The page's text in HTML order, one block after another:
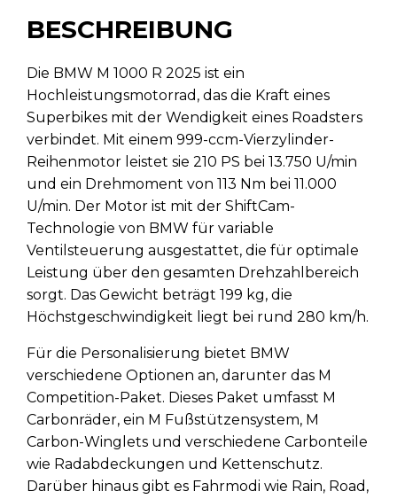
BESCHREIBUNG
Die BMW M 1000 R 2025 ist ein
Hochleistungsmotorrad, das die Kraft eines
Superbikes mit der Wendigkeit eines Roadsters
verbindet. Mit einem 999-ccm-Vierzylinder-
Reihenmotor leistet sie 210 PS bei 13.750 U/min
und ein Drehmoment von 113 Nm bei 11.000
U/min. Der Motor ist mit der ShiftCam-
Technologie von BMW für variable
Ventilsteuerung ausgestattet, die für optimale
Leistung über den gesamten Drehzahlbereich
sorgt. Das Gewicht beträgt 199 kg, die
Höchstgeschwindigkeit liegt bei rund 280 km/h.
Für die Personalisierung bietet BMW
verschiedene Optionen an, darunter das M
Competition-Paket. Dieses Paket umfasst M
Carbonräder, ein M Fußstützensystem, M
Carbon-Winglets und verschiedene Carbonteile
wie Radabdeckungen und Kettenschutz.
Darüber hinaus gibt es Fahrmodi wie Rain, Road,